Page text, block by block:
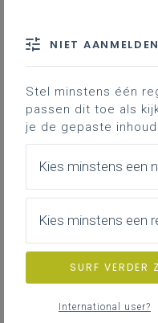
Hieronder vind
volledig
leerplan in Word;
is geldig voor
graad vanaf 1
DOWNLOADS
WORD 294KB
NIET AANMELDEN
Stel minstens één
passen dit toe als
je de gepaste
Kies minstens een
Kies minstens een
SURF VERDER
International user?